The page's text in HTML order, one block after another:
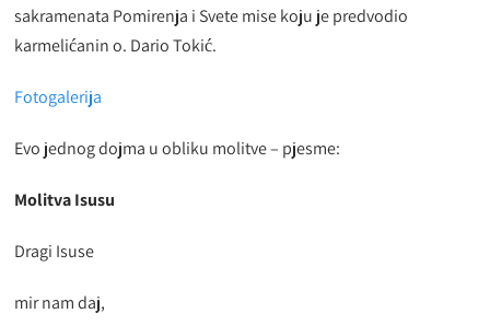
sakramenata Pomirenja i Svete mise koju je predvodio
karmelićanin o. Dario Tokić.
Fotogalerija
Evo jednog dojma u obliku molitve – pjesme:
Molitva Isusu
Dragi Isuse
mir nam daj,